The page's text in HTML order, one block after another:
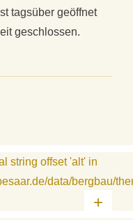
tagsüber geöffnet
geschlossen.
+